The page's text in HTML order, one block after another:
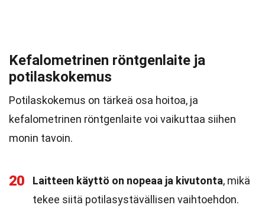
Kefalometrinen röntgenlaite ja
potilaskokemus
Potilaskokemus on tärkeä osa hoitoa, ja
kefalometrinen röntgenlaite voi vaikuttaa siihen
monin tavoin.
20 Laitteen käyttö on nopeaa ja kivutonta, mikä
tekee siitä potilasystävällisen vaihtoehdon.